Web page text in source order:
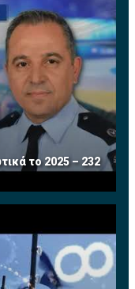
το 2025 – 232